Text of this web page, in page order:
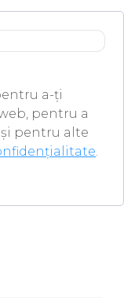
a-ți
pentru a
pentru alte
.